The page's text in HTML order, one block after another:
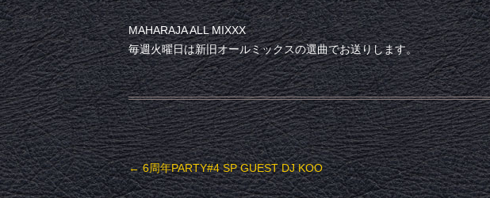
MAHARAJA ALL MIXXX
毎週火曜日は新旧オールミックスの選曲でお送りします。
投稿ナビゲーション
←6周年PARTY#4 SP GUEST DJ KOO